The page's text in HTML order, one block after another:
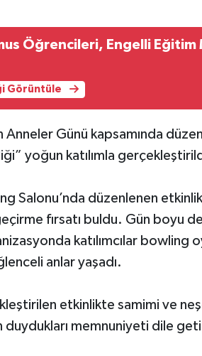
Öğrencileri, Engelli Eğitim
Görüntüle
Günü kapsamında
yoğun katılımla
Salonu’nda düzenlenen
fırsatı buldu. Gün boyu
katılımcılar bowling
anlar yaşadı.
etkinlikte samimi ve
duydukları memnuniyeti dile